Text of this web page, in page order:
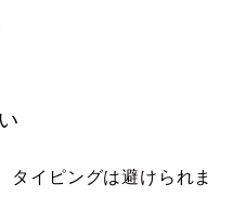
タイピングは避けられま